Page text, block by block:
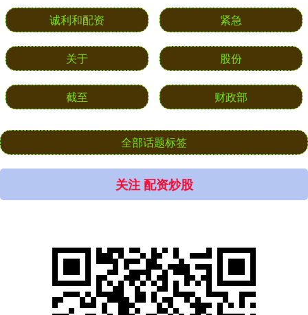
诚利和配资 紧急
关于 股份
截至 财政部
全部话题标签
关注 配资炒股